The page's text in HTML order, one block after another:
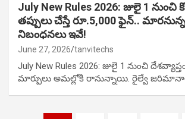
July New Rules 2026: జులై 1 నుంచి
తప్పులు చేస్తే రూ.5,000 ఫైన్..
నిబంధనలు ఇవే!
June 27, 2026 tanvitechs
July New Rules 2026: జులై 1 నుంచి
మార్పులు అమల్లోకి రానున్నాయి. రైల్వే